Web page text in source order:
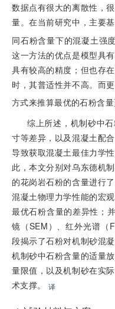
数据点有很大的离散性，
量。在当前研究中，主要
同石粉含量下的混凝土强
这一方法的优点是模型具
具有较高的精度；但也存
时，其普适性并不高。而
方式来推算最优的石粉含
综上所述，机制砂中
寸等差异，以及混凝土配
导致获取混凝土最佳力学
此，本文分别对乌东德机
的花岗岩石粉的含量进行
混凝土物理力学性能的宏
最优石粉含量的差异性；
镜（SEM）、红外光谱（
段揭示了石粉对机制砂混
机制砂中石粉含量的适量
量限值，以及机制砂在实
术支撑。
译